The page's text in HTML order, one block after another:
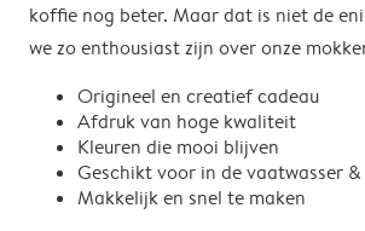
koffie nog beter. Maar dat is niet de
we zo enthousiast zijn over onze
Origineel en creatief cadeau
Afdruk van hoge kwaliteit
Kleuren die mooi blijven
Geschikt voor in de vaatwasser
Makkelijk en snel te maken